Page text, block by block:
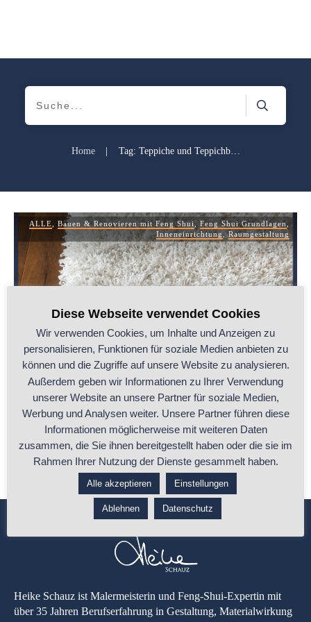
Home Tag: Teppiche und Teppichböden
ALLE Bauen & Renovieren mit Feng Shui ,Feng Shui Grundlagen
Inneneinrichtung,Raumgestaltung
Teppiche im Feng Shui: So lenkst Du den Qi-
Fluss und schaffst Balance
Teppiche und Teppichböden spielen im Feng Shui eine zentrale Rolle,
um den Energiefluss (Qi)...
...ganzen Beitrag lesen
Heike Schauz ist Malermeisterin und Feng-Shui-Expertin mit
über 35 Jahren Berufserfahrung in Gestaltung, Materialwirkung
Diese Webseite verwendet Cookies
Wir verwenden Cookies, um Inhalte und Anzeigen zu
personalisieren, Funktionen für soziale Medien anbieten zu
können und die Zugriffe auf unsere Website zu analysieren.
Außerdem geben wir Informationen zu Ihrer Verwendung
unserer Website an unsere Partner für soziale Medien,
Werbung und Analysen weiter. Unsere Partner führen diese
Informationen möglicherweise mit weiteren Daten
zusammen, die Sie ihnen bereitgestellt haben oder die sie im
Rahmen Ihrer Nutzung der Dienste gesammelt haben.
Alle akzeptieren Einstellungen
Ablehnen Datenschutz